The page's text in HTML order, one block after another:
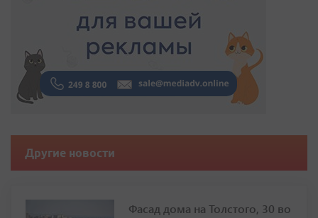
Другие новости
Фасад дома на Толстого, 30 во